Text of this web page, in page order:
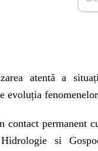
atentă a
evoluția
contact
si